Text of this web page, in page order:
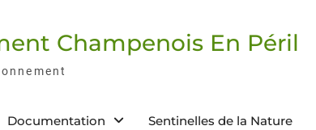
Champenois En Péril
Documentation Sentinelles de la Nature